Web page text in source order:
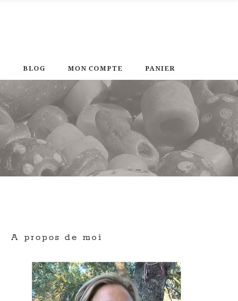
BLOG MON COMPTE PANIER
A propos de moi